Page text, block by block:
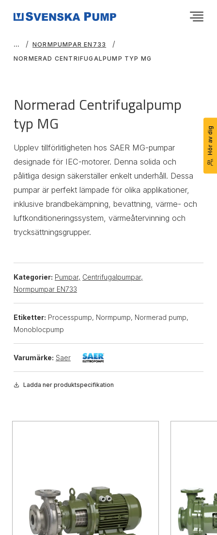
Hör av dig
NORMPUMPAR EN733
NORMERAD CENTRIFUGALPUMP TYP MG
Normerad Centrifugalpump
typ MG
Upplev tillförlitligheten hos SAER MG-pumpar
designade för IEC-motorer. Denna solida och
pålitliga design säkerställer enkelt underhåll. Dessa
pumpar är perfekt lämpade för olika applikationer,
inklusive brandbekämpning, bevattning, värme- och
luftkonditioneringssystem, värmeåtervinning och
trycksättningsgrupper.
Kategorier: Pumpar, Centrifugalpumpar,
Normpumpar EN733
Etiketter: Processpump, Normpump, Normerad pump,
Monoblocpump
Varumärke: Saer
Ladda ner produktspecifikation